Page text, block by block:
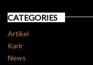
CATEGORIES
Artikel
Karir
News